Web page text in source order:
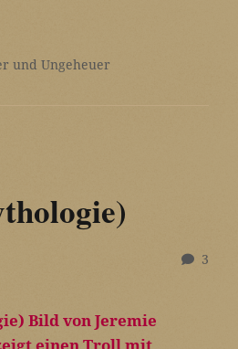
und Ungeheuer
3